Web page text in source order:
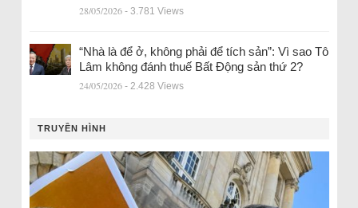
28/05/2026 - 3.781 Views
“Nhà là để ở, không phải để tích sản”: Vì sao Tô
Lâm không đánh thuế Bất Động sản thứ 2?
24/05/2026 - 2.428 Views
TRUYỀN HÌNH